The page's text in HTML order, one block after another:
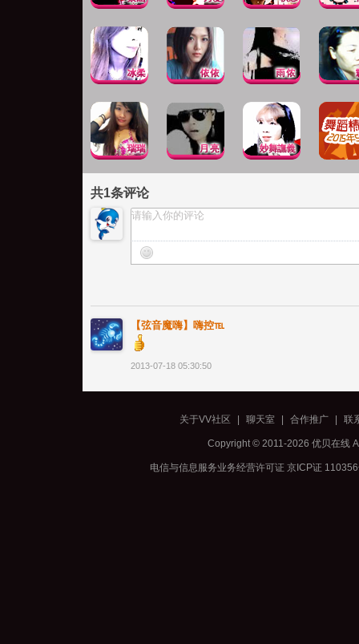
共1条评论
【弦音魔嗨】嗨控℡
2013-07-18 05:30:50
关于VV社区 聊天室 合作推广 联
Copyright © 2011-2026 优贝在线
电信与信息服务业务经营许可证 京ICP证